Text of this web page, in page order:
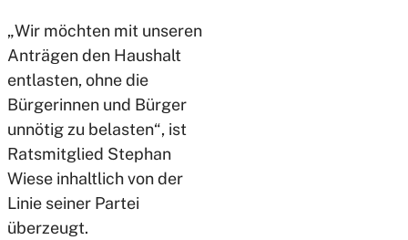
„Wir möchten mit unseren
Anträgen den Haushalt
entlasten, ohne die
Bürgerinnen und Bürger
unnötig zu belasten“, ist
Ratsmitglied Stephan
Wiese inhaltlich von der
Linie seiner Partei
überzeugt.